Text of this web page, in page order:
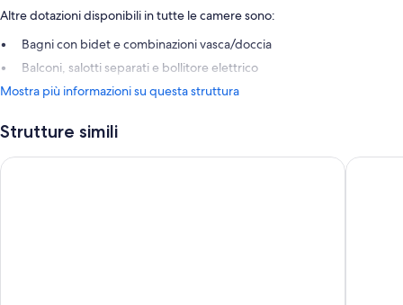
Altre dotazioni disponibili in tutte le camere sono:
Bagni con bidet e combinazioni vasca/doccia
Balconi, salotti separati e bollitore elettrico
Mostra più informazioni su questa struttura
Strutture simili
Servatur Don Miguel - Adults Only Sanom